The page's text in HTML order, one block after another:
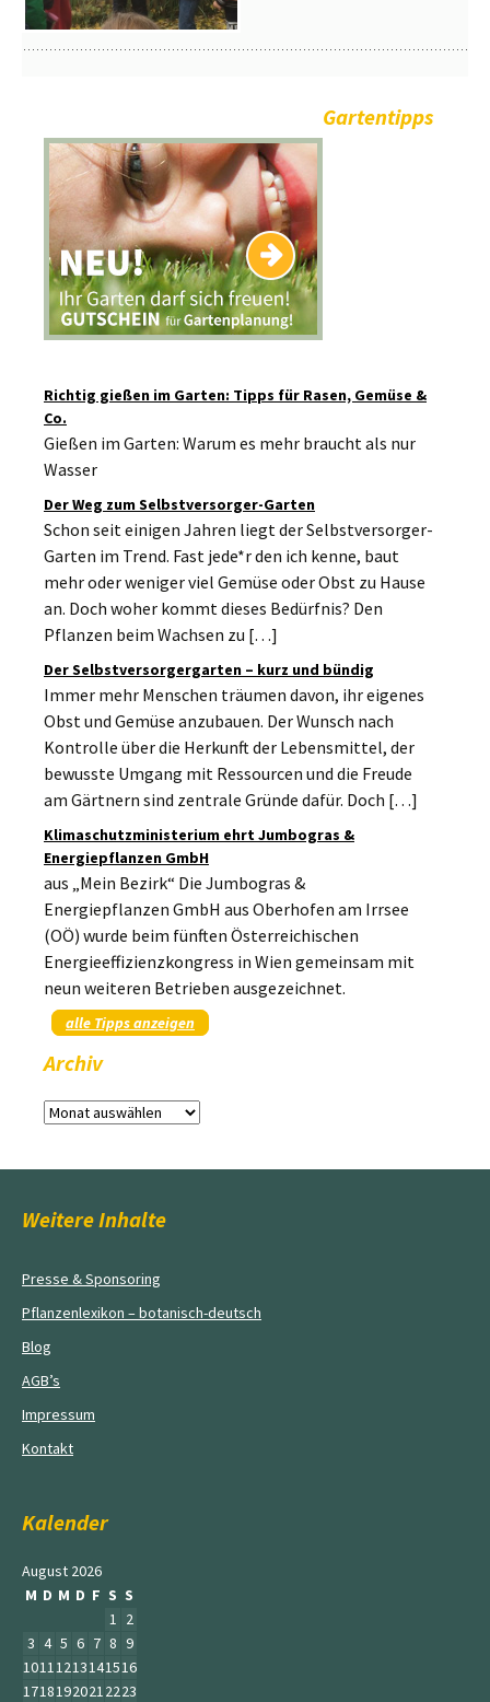
Gartentipps
Richtig gießen im Garten: Tipps für Rasen, Gemüse &
Co.
Gießen im Garten: Warum es mehr braucht als nur
Wasser
Der Weg zum Selbstversorger-Garten
Schon seit einigen Jahren liegt der Selbstversorger-
Garten im Trend. Fast jede*r den ich kenne, baut
mehr oder weniger viel Gemüse oder Obst zu Hause
an. Doch woher kommt dieses Bedürfnis? Den
Pflanzen beim Wachsen zu […]
Der Selbstversorgergarten – kurz und bündig
Immer mehr Menschen träumen davon, ihr eigenes
Obst und Gemüse anzubauen. Der Wunsch nach
Kontrolle über die Herkunft der Lebensmittel, der
bewusste Umgang mit Ressourcen und die Freude
am Gärtnern sind zentrale Gründe dafür. Doch […]
Klimaschutzministerium ehrt Jumbogras &
Energiepflanzen GmbH
aus „Mein Bezirk“ Die Jumbogras &
Energiepflanzen GmbH aus Oberhofen am Irrsee
(OÖ) wurde beim fünften Österreichischen
Energieeffizienzkongress in Wien gemeinsam mit
neun weiteren Betrieben ausgezeichnet.
alle Tipps anzeigen
Archiv
Archiv
Weitere Inhalte
Presse & Sponsoring
Pflanzenlexikon – botanisch-deutsch
Blog
AGB’s
Impressum
Kontakt
Kalender
August 2026
M D M D F S S
1 2
3 4 5 6 7 8 9
10111213141516
17181920212223